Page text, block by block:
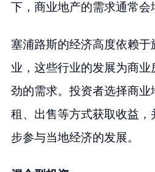
下，商业地产的需求通常会
塞浦路斯的经济高度依赖于
业，这些行业的发展为商
劲的需求。投资者选择商业
租、出售等方式获取收益，
步参与当地经济的发展。